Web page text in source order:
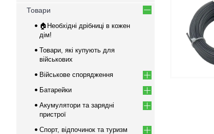
Товари
🏠Необхідні дрібниці в кожен
дім!
Товари, які купують для
військових
Військове спорядження
Батарейки
Акумулятори та зарядні
пристрої
Спорт, відпочинок та туризм